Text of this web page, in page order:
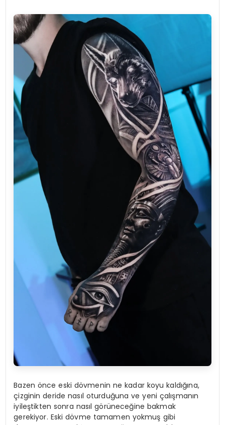
Bazen önce eski dövmenin ne kadar koyu kaldığına,
çizginin deride nasıl oturduğuna ve yeni çalışmanın
iyileştikten sonra nasıl görüneceğine bakmak
gerekiyor. Eski dövme tamamen yokmuş gibi